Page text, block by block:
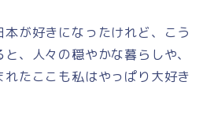
が好きになったけれど、こう
、人々の穏やかな暮らしや、
たここも私はやっぱり大好き